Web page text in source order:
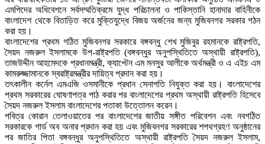
এমপিদের অধিবেশনে সর্বসম্মতিক্রমে যুদ্ধ পরিচালনা ও পাকিস্তানি হানাদার বাহিনীকে
বাংলাদেশ থেকে বিতাড়িত করে মুক্তিযুদ্ধে বিজয় অর্জনের জন্য মুজিবনগর সরকার গঠন
করা হয়।
বাংলাদেশের প্রথম গঠিত মুজিবনগর সরকারে বঙ্গবন্ধু শেখ মুজিবুর রহমানকে রাষ্ট্রপতি,
সৈয়দ নজরুল ইসলামকে উপ-রাষ্ট্রপতি (বঙ্গবন্ধুর অনুপস্থিতিতে অস্থায়ী রাষ্ট্রপতি),
তাজউদ্দীন আহমেদকে প্রধানমন্ত্রী, ক্যাপ্টেন এম মনসুর আলীকে অর্থমন্ত্রী ও এ এইচ এম
কামরুজ্জামানকে স্বরাষ্ট্রমন্ত্রীর দায়িত্ব প্রদান করা হয়।
তৎকালীন কর্নেল এমএজি ওসমানীকে প্রধান সেনাপতি নিযুক্ত করা হয়। বাংলাদেশের
প্রথম সরকারের ঘোষণাপত্র পাঠ করার পর বাংলাদেশের প্রথম অস্থায়ী রাষ্ট্রপতি হিসেবে
সৈয়দ নজরুল ইসলাম বাংলাদেশের পতাকা উত্তোলন করেন।
পবিত্র কোরান তেলাওয়াতের পর বাংলাদেশের জাতীয় সঙ্গীত পরিবেশন এবং নবগঠিত
সরকারকে গার্ড অব অনার প্রদান করা হয় এবং মুজিবনগর সরকারের শপথগ্রহণ অনুষ্ঠানের
পর জাতির পিতা বঙ্গবন্ধুর অনুপস্থিতিতে অস্থায়ী রাষ্ট্রপতি সৈয়দ নজরুল ইসলাম,